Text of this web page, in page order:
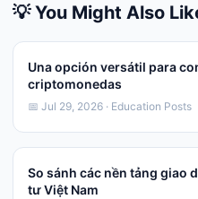
💡 You Might Also
Una opción versátil para
criptomonedas
📅 Jul 29, 2026 · Education Posts
So sánh các nền tảng giao
tư Việt Nam